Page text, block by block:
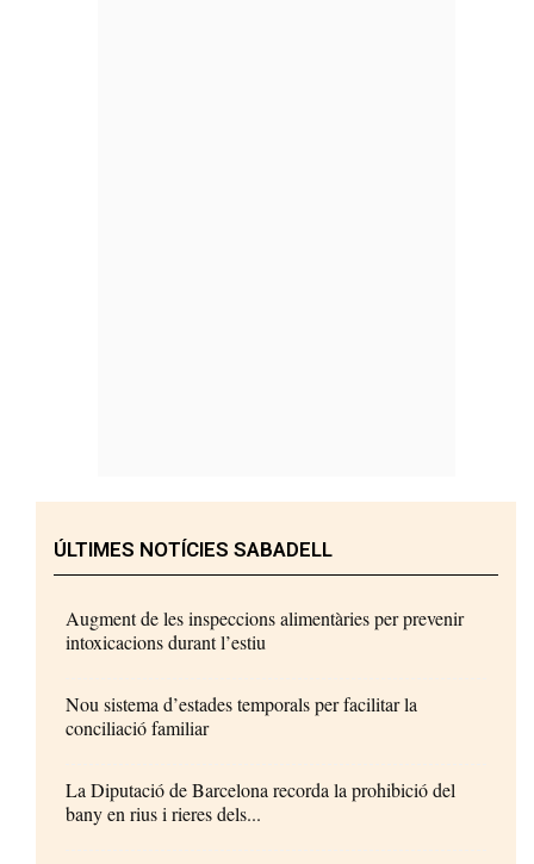
ÚLTIMES NOTÍCIES SABADELL
Augment de les inspeccions alimentàries per prevenir
intoxicacions durant l’estiu
Nou sistema d’estades temporals per facilitar la
conciliació familiar
La Diputació de Barcelona recorda la prohibició del
bany en rius i rieres dels...